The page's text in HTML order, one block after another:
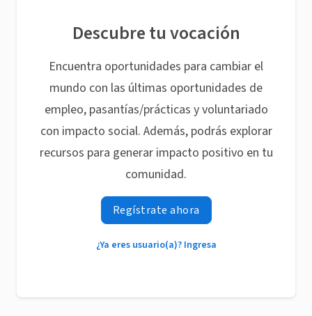
Descubre tu vocación
Encuentra oportunidades para cambiar el
mundo con las últimas oportunidades de
empleo, pasantías/prácticas y voluntariado
con impacto social. Además, podrás explorar
recursos para generar impacto positivo en tu
comunidad.
Regístrate ahora
¿Ya eres usuario(a)? Ingresa